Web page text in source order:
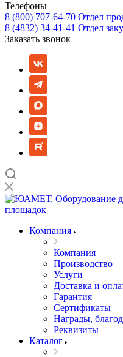
Телефоны
8 (800) 707-64-70 Отдел
8 (4832) 34-41-41 Отдел
Заказать звонок
Компания
Компания
Производство
Услуги
Доставка и
Гарантия
Сертификаты
Награды,
Реквизиты
Каталог